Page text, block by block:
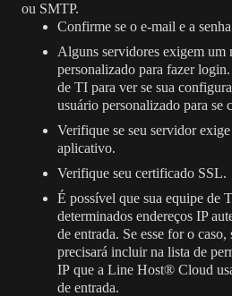
ou SMTP.
Confirme se o e-mail e a
Alguns servidores exigem um
personalizado para fazer
de TI para ver se sua
usuário personalizado para se
Verifique se seu servidor exige
aplicativo.
Verifique seu certificado SSL.
É possível que sua equipe de
determinados endereços IP
de entrada. Se esse for o
precisará incluir na lista de
IP que a Line Host® Cloud
de entrada.